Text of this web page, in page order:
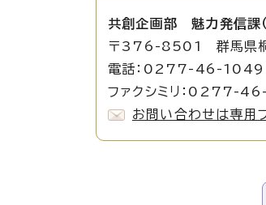
共創企画部 魅力発信課（
〒376-8501 群馬県桐
電話：0277-46-1049
ファクシミリ：0277-
お問い合わせは専用